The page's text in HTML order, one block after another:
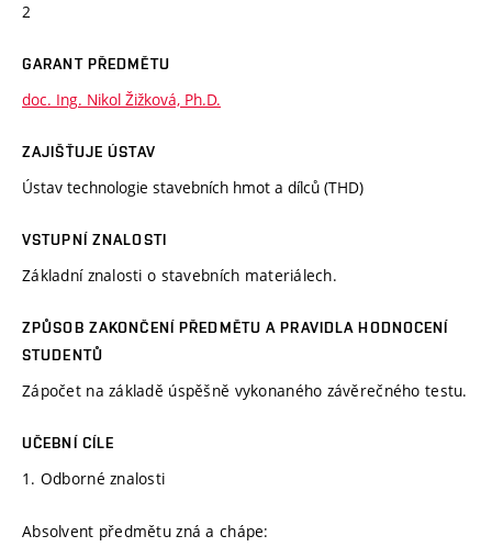
2
GARANT PŘEDMĚTU
doc. Ing. Nikol Žižková, Ph.D.
ZAJIŠŤUJE ÚSTAV
Ústav technologie stavebních hmot a dílců (THD)
VSTUPNÍ ZNALOSTI
Základní znalosti o stavebních materiálech.
ZPŮSOB ZAKONČENÍ PŘEDMĚTU A PRAVIDLA HODNOCENÍ
STUDENTŮ
Zápočet na základě úspěšně vykonaného závěrečného testu.
UČEBNÍ CÍLE
1. Odborné znalosti
Absolvent předmětu zná a chápe: